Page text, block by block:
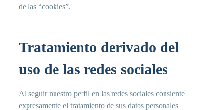
de las “cookies”.
Tratamiento derivado del
uso de las redes sociales
Al seguir nuestro perfil en las redes sociales consiente
expresamente el tratamiento de sus datos personales